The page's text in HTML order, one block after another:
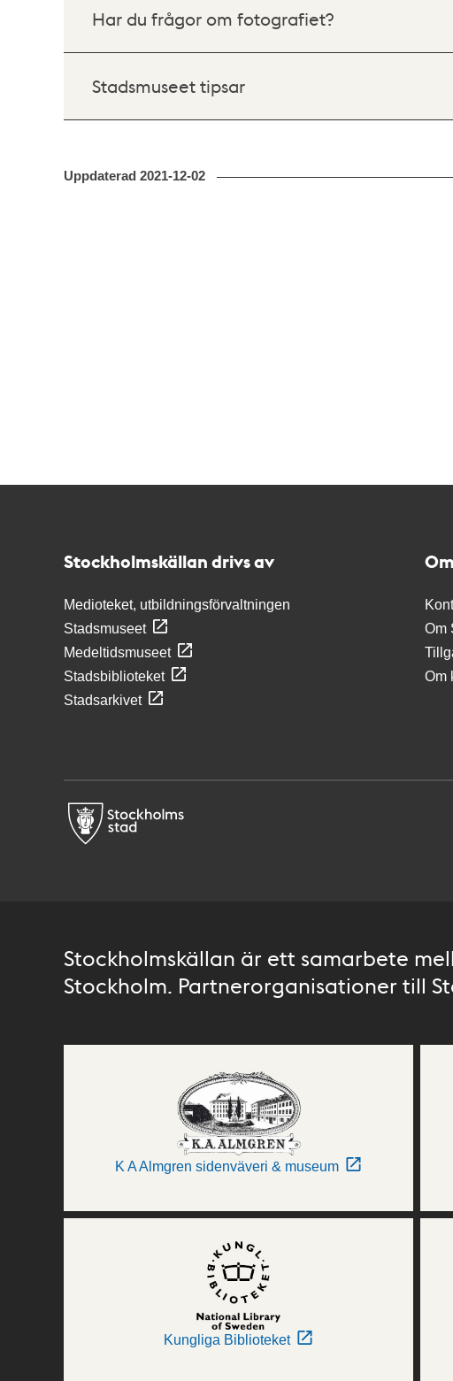
Har du frågor om fotografiet?
Stadsmuseet tipsar
Uppdaterad 2021-12-02
Stockholmskällan drivs av
Medioteket, utbildningsförvaltningen
Stadsmuseet
Medeltidsmuseet
Stadsbiblioteket
Stadsarkivet
Om
Om
Stockholmskällan är ett samarbete
Stockholm. Partnerorganisationer till
K A Almgren sidenväveri & museum
Kungliga Biblioteket